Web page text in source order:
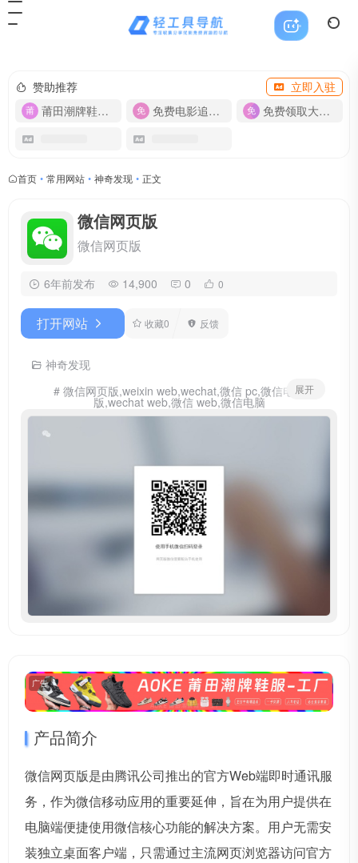
赞助推荐
立即入驻
莆田潮牌鞋服-货源
免费电影追剧APP 免费领取大流量卡【500G】
首页 • 常用网站 • 神奇发现 • 正文
微信网页版
微信网页版
6年前发布 14,900 0 0
打开网站 收藏0 反馈
神奇发现
# 微信网页版,weixin web,wechat,微信 pc,微信电脑
版,wechat web,微信 web,微信电脑
展开
广告
产品简介
微信网页版是由腾讯公司推出的官方Web端即时通讯服
务，作为微信移动应用的重要延伸，旨在为用户提供在
电脑端便捷使用微信核心功能的解决方案。用户无需安
装独立桌面客户端，只需通过主流网页浏览器访问官方